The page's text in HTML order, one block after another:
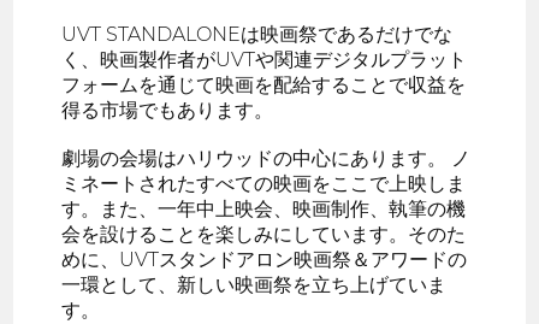
UVT STANDALONEは映画祭であるだけでな
く、映画製作者がUVTや関連デジタルプラット
フォームを通じて映画を配給することで収益を
得る市場でもあります。
劇場の会場はハリウッドの中心にあります。 ノ
ミネートされたすべての映画をここで上映しま
す。また、一年中上映会、映画制作、執筆の機
会を設けることを楽しみにしています。そのた
めに、UVTスタンドアロン映画祭＆アワードの
一環として、新しい映画祭を立ち上げていま
す。